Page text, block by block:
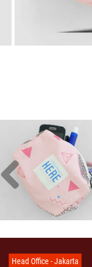
Head Office - Jakarta